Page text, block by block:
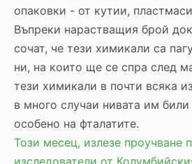
опаковки - от кутии,
Въпреки нарастващия брой
сочат, че тези химикали са
ни, на които ще се спра след
тези химикали в почти всяка
в много случаи нивата им
особено на фталатите.
Този месец, излезе проучване
изследователи от